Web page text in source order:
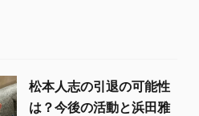
松本人志の引退の可能性
は？今後の活動と浜田雅